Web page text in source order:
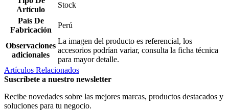
Artículo
Stock
País De
Fabricación
Perú
Observaciones
adicionales
La imagen del producto es referencial, los
accesorios podrían variar, consulta la ficha técnica
para mayor detalle.
Artículos Relacionados
Suscríbete a nuestro newsletter
Recibe novedades sobre las mejores marcas, productos destacados y
soluciones para tu negocio.